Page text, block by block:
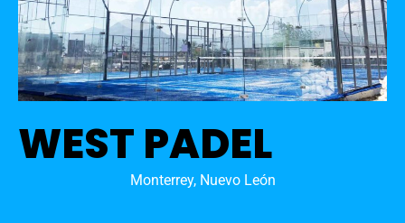
WEST PADEL
Monterrey, Nuevo León